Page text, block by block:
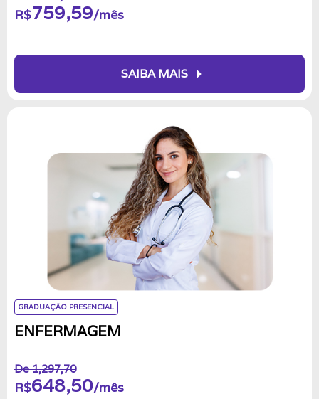
R$759,59/mês
SAIBA MAIS arrow_right
GRADUAÇÃO PRESENCIAL
ENFERMAGEM
De 1,297,70
R$648,50/mês